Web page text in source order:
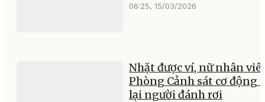
06:25, 15/03/2026
Nhặt được ví, nữ nhân
Phòng Cảnh sát cơ động
lại người đánh rơi